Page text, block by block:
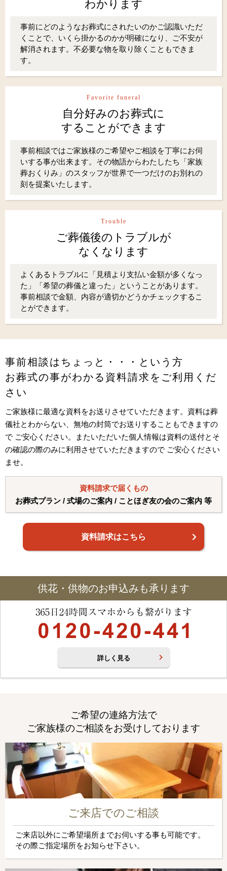
わかります
事前にどのようなお葬式にされたいのかご認識いただ
くことで、いくら掛かるのかが明確になり、ご不安が
解消されます。不必要な物を取り除くこともできま
す。
Favorite funeral
自分好みのお葬式に
することができます
事前相談ではご家族様のご希望やご相談を丁寧にお伺
いする事が出来ます。その物語からわたしたち「家族
葬おくりみ」のスタッフが世界で一つだけのお別れの
刻を提案いたします。
Trouble
ご葬儀後のトラブルが
なくなります
よくあるトラブルに「見積より支払い金額が多くなっ
た」「希望の葬儀と違った」ということがあります。
事前相談で金額、内容が適切かどうかチェックするこ
とができます。
事前相談はちょっと・・・という方
お葬式の事がわかる資料請求をご利用くだ
さい
ご家族様に最適な資料をお送りさせていただきます。資料は葬
儀社とわからない、無地の封筒でお送りすることもできますの
で ご安心ください。またいただいた個人情報は資料の送付とそ
の確認の際のみに利用させていただきますので ご安心ください
ませ。
資料請求で届くもの
お葬式プラン / 式場のご案内 / ことほぎ友の会のご案内 等
資料請求はこちら
供花・供物のお申込みも承ります
詳しく見る
ご希望の連絡方法で
ご家族様のご相談をお受けしております
ご来店でのご相談
ご来店以外にご希望場所までお伺いする事も可能です。
その際ご指定場所をお知らせ下さい。